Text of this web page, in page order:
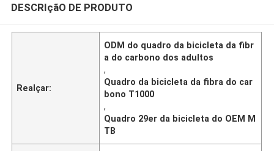
DESCRIçãO DE PRODUTO
Realçar:
ODM do quadro da bicicleta da fibr
a do carbono dos adultos
,
Quadro da bicicleta da fibra do car
bono T1000
,
Quadro 29er da bicicleta do OEM M
TB